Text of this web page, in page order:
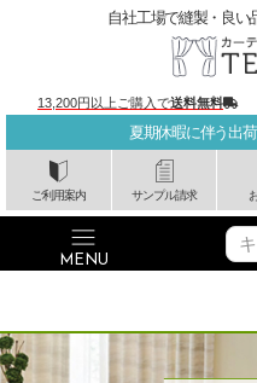
夏期休暇に伴う出
ご利用案内 サンプル請求
自社工場で縫製・良い
13,200円以上ご購入で送料無料